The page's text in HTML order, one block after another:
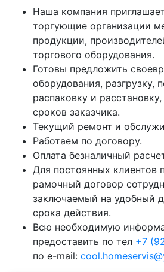
Наша компания
торгующие организации
продукции,
торгового оборудования.
Готовы предложить
оборудования, разгрузку,
распаковку и
сроков заказчика.
Текущий ремонт и
Работаем по договору.
Оплата безналичный
Для постоянных клиентов
рамочный договор
заключаемый на удобный
срока действия.
Всю необходимую
предоставить по тел +7
по e-mail: